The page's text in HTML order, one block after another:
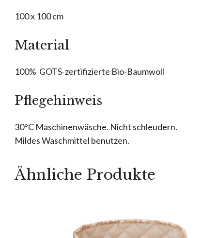
100 x 100 cm
Material
100% GOTS-zertifizierte Bio-Baumwoll
Pflegehinweis
30°C Maschinenwäsche. Nicht schleudern.
Mildes Waschmittel benutzen.
Ähnliche Produkte